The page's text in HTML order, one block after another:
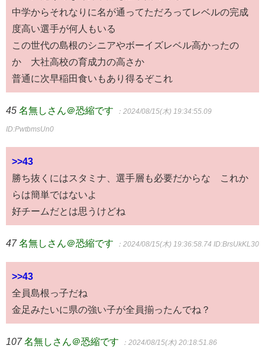
中学からそれなりに名が通ってただろってレベルの完成
度高い選手が何人もいる
この世代の島根のシニアやボーイズレベル高かったの
か 大社高校の育成力の高さか
普通に次早稲田食いもあり得るぞこれ
45 名無しさん＠恐縮です ：2024/08/15(木) 19:34:55.09
ID:PwtbmsUn0
>>43
勝ち抜くにはスタミナ、選手層も必要だからな これか
らは簡単ではないよ
好チームだとは思うけどね
47 名無しさん＠恐縮です ：2024/08/15(木) 19:36:58.74 ID:BrsUkKL30
>>43
全員島根っ子だね
金足みたいに県の強い子が全員揃ったんでね？
107 名無しさん＠恐縮です ：2024/08/15(木) 20:18:51.86